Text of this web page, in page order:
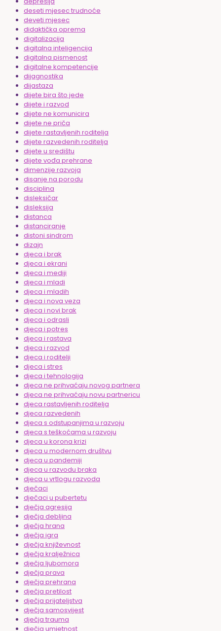
deseti mjesec trudnoće
deveti mjesec
didaktička oprema
digitalizacija
digitalna inteligencija
digitalna pismenost
digitalne kompetencije
dijagnostika
dijastaza
dijete bira što jede
dijete i razvod
dijete ne komunicira
dijete ne priča
dijete rastavljenih roditelja
dijete razvedenih roditelja
dijete u središtu
dijete vođa prehrane
dimenzije razvoja
disanje na porodu
disciplina
disleksičar
disleksija
distanca
distanciranje
distoni sindrom
dizajn
djeca i brak
djeca i ekrani
djeca i mediji
djeca i mladi
djeca i mladih
djeca i nova veza
djeca i novi brak
djeca i odrasli
djeca i potres
djeca i rastava
djeca i razvod
djeca i roditelji
djeca i stres
djeca i tehnologija
djeca ne prihvaćaju novog partnera
djeca ne prihvaćaju novu partnericu
djeca rastavljenih roditelja
djeca razvedenih
djeca s odstupanjima u razvoju
djeca s teškoćama u razvoju
djeca u korona krizi
djeca u modernom društvu
djeca u pandemiji
djeca u razvodu braka
djeca u vrtlogu razvoda
dječaci
dječaci u pubertetu
dječja agresija
dječja debljina
dječja hrana
dječja igra
dječja književnost
dječja kralježnica
dječja ljubomora
dječja prava
dječja prehrana
dječja pretilost
dječja prijateljstva
dječja samosvijest
dječja trauma
dječja umjetnost